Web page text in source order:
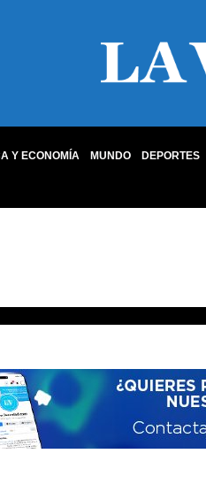
Y ECONOMÍA MUNDO DEPORTES